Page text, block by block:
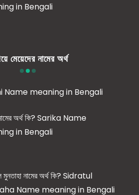
in Bengali
মেয়েদের নামের অর্থ
Name meaning in Bengali
নামের অর্থ কি? Sarika Name
in Bengali
মুনতাহা নামের অর্থ কি? Sidratul
Name meaning in Bengali